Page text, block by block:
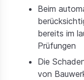
Beim
bereits im
Prüfungen
Die
von